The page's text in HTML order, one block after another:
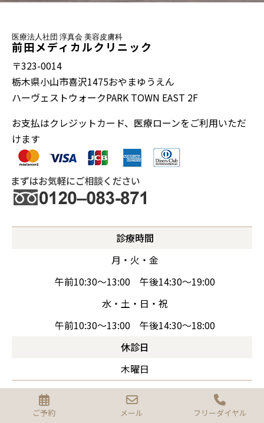
医療法人社団 淳真会 美容皮膚科
前田メディカルクリニック
〒323-0014
栃木県小山市喜沢1475おやまゆうえん
ハーヴェストウォークPARK TOWN EAST 2F
お支払はクレジットカード、医療ローンをご利用いただ
けます
診療時間
月・火・金
午前10:30～13:00 午後14:30～19:00
水・土・日・祝
午前10:30～13:00 午後14:30～18:00
休診日
木曜日
ご予約 メール フリーダイヤル